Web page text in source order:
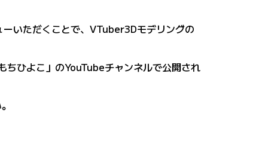
ーいただくことで、VTuber3Dモデリングの
ひよこ」のYouTubeチャンネルで公開され